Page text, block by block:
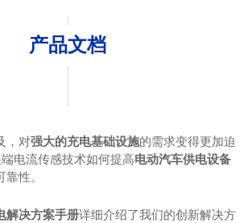
产品文档
，对强大的充电基础设施的需求变得更加迫
电流传感技术如何提高电动汽车供电设备
性。
解决方案手册详细介绍了我们的创新解决方